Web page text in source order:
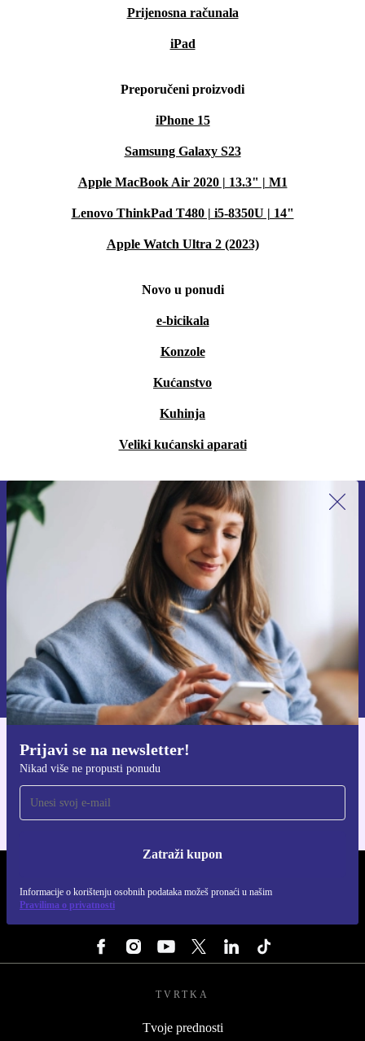
Prijenosna računala
iPad
Preporučeni proizvodi
iPhone 15
Samsung Galaxy S23
Apple MacBook Air 2020 | 13.3" | M1
Lenovo ThinkPad T480 | i5-8350U | 14"
Apple Watch Ultra 2 (2023)
Novo u ponudi
e-bicikala
Konzole
Kućanstvo
Kuhinja
Veliki kućanski aparati
Prijavi se na newsletter!
Nikad više ne propusti ponudu
Zatraži kupon
Informacije o korištenju osobnih podataka možeš pronaći u našim
Pravilima o privatnosti
Prijavi se na newsletter!
Nikad više ne propusti ponudu.
Zatraži kupon
Informacije o korištenju osobnih podataka možeš pronaći u našim
Pravilima privatnosti.
Preuzmi refurbed aplikaciju
Za iOS i Android
TVRTKA
Tvoje prednosti